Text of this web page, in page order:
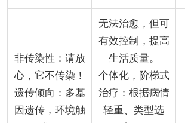
非传染性：请放
心，它不传染！
遗传倾向：多基
因遗传，环境触
无法治愈，但可
有效控制，提高
生活质量。
个体化，阶梯式
治疗：根据病情
轻重、类型选